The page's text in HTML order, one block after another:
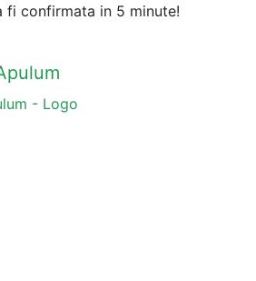
fi confirmata in 5 minute!